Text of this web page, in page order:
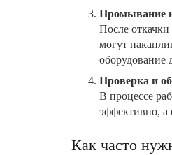
Промывание и
После
могут
оборудование
Проверка и
В процессе
эффективно, а
Как часто